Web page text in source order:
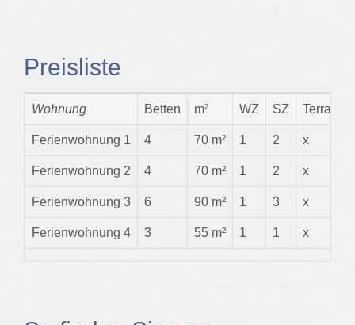
Preisliste
Wohnung Betten m² WZ SZ Terrasse
Ferienwohnung 1 4 70 m² 1 2 x
Ferienwohnung 2 4 70 m² 1 2 x
Ferienwohnung 3 6 90 m² 1 3 x
Ferienwohnung 4 3 55 m² 1 1 x